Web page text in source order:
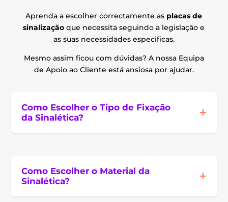
Aprenda a escolher correctamente as placas de
sinalização que necessita seguindo a legislação e
as suas necessidades especificas.
Mesmo assim ficou com dúvidas? A nossa Equipa
de Apoio ao Cliente está ansiosa por ajudar.
Como Escolher o Tipo de Fixação
da Sinalética?
Como Escolher o Material da
Sinalética?